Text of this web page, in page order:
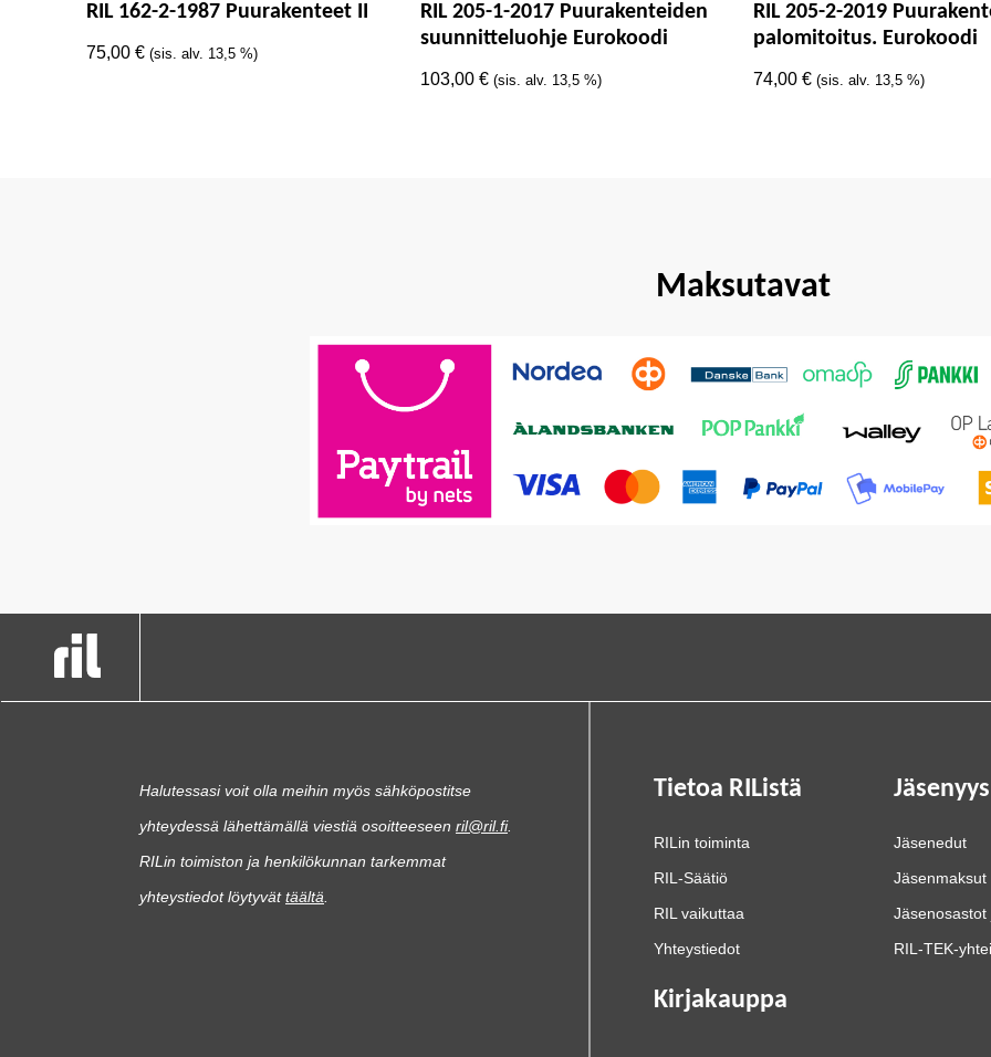
RIL 162-2-1987 Puurakenteet II
75,00 € (sis. alv. 13,5 %)
RIL 205-1-2017 Puurakenteiden
suunnitteluohje Eurokoodi
103,00 € (sis. alv. 13,5 %)
RIL 205-2-2019
palomitoitus. Eurokoodi
74,00 € (sis. alv. 13,5 %)
Maksutavat
Halutessasi voit olla meihin myös sähköpostitse
yhteydessä lähettämällä viestiä osoitteeseen ril@ril.fi.
RILin toimiston ja henkilökunnan tarkemmat
yhteystiedot löytyvättäältä.
Tietoa RIListä
RILin toiminta
RIL-Säätiö
RIL vaikuttaa
Yhteystiedot
Jäsenyys
Jäsenedut
Jäsenmaksut
RIL-TEK-
Kirjakauppa